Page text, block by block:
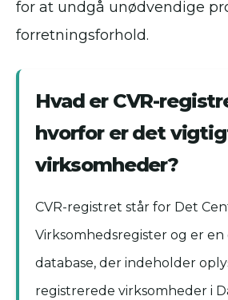
for at undgå unødvendige
forretningsforhold.
Hvad er CVR-
hvorfor er det
virksomheder?
CVR-registret står for Det
Virksomhedsregister og er
database, der indeholder
registrerede virksomheder i